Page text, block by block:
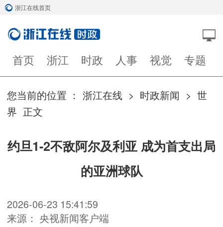
浙江在线首页
首页 浙江 时政 人事 视觉 专题
您当前的位置 ： 浙江在线 > 时政新闻 > 世
界 正文
约旦1-2不敌阿尔及利亚 成为首支出局
的亚洲球队
2026-06-23 15:41:59
来源： 央视新闻客户端